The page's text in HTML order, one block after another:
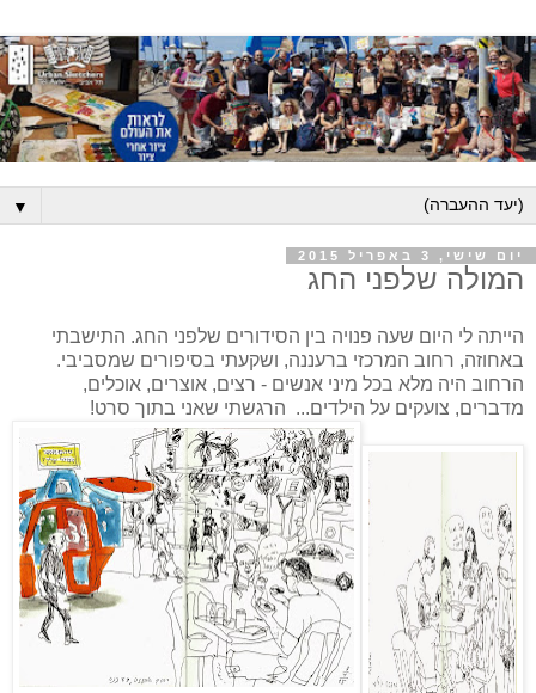
▼
יום שישי, 3 באפריל 2015
המולה שלפני החג
הייתה לי היום שעה פנויה בין הסידורים שלפני החג. התישבתי
באחוזה, רחוב המרכזי ברעננה, ושקעתי בסיפורים שמסביבי.
הרחוב היה מלא בכל מיני אנשים - רצים, אוצרים, אוכלים,
מדברים, צועקים על הילדים... הרגשתי שאני בתוך סרט!